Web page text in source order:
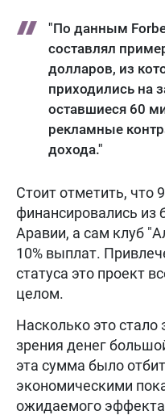
"По данным
составлял
долларов, из
приходились на
оставшиеся 60
рекламные
дохода."
Стоит отметить, что
финансировались
Аравии, а сам клуб
10% выплат.
статуса это проект
целом.
Насколько это
зрения денег
эта сумма было
экономическими
ожидаемого